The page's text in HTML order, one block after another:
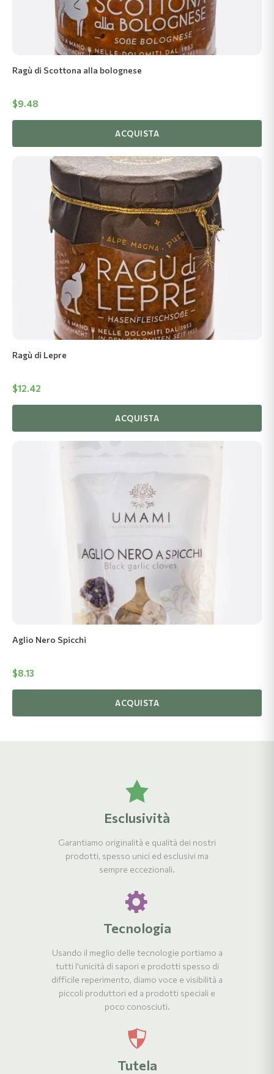
Ragù di Scottona alla bolognese
$9.48
ACQUISTA
Ragù di Lepre
$12.42
ACQUISTA
Aglio Nero Spicchi
$8.13
ACQUISTA
Esclusività
Garantiamo originalità e qualità dei nostri
prodotti, spesso unici ed esclusivi ma
sempre eccezionali.
Tecnologia
Usando il meglio delle tecnologie portiamo a
tutti l'unicità di sapori e prodotti spesso di
difficile reperimento, diamo voce e visibilità a
piccoli produttori ed a prodotti speciali e
poco conosciuti.
Tutela